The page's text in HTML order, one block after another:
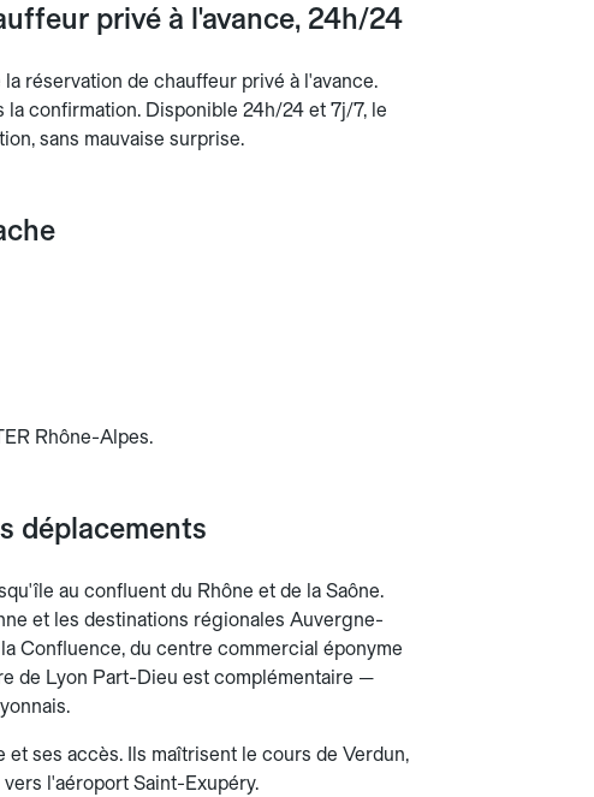
privé à l'avance, 24h/24
réservation de chauffeur privé à l'avance.
la confirmation. Disponible 24h/24 et 7j/7, le
sans mauvaise surprise.
Rhône-Alpes.
déplacements
au confluent du Rhône et de la Saône.
et les destinations régionales Auvergne-
Confluence, du centre commercial éponyme
de Lyon Part-Dieu est complémentaire —
ses accès. Ils maîtrisent le cours de Verdun,
l'aéroport Saint-Exupéry.